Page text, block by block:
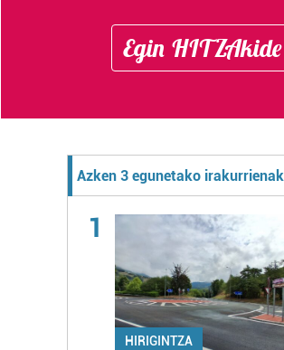
Egin HITZAkide
Azken 3 egunetako irakurrienak
1
HIRIGINTZA